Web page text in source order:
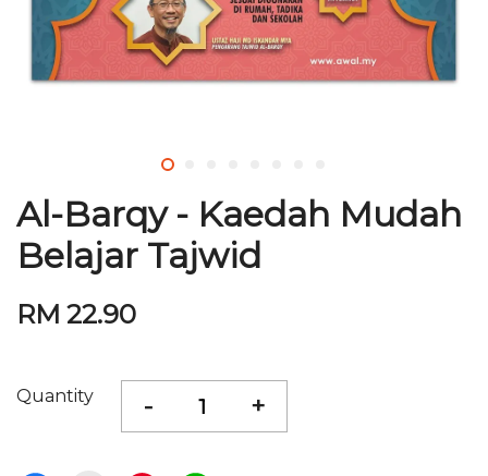
Al-Barqy - Kaedah Mudah
Belajar Tajwid
RM 22.90
Quantity - +